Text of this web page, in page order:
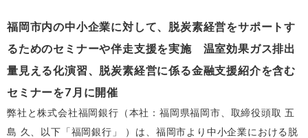
福岡市内の中小企業に対して、脱炭素経営をサポートす
るためのセミナーや伴走支援を実施 温室効果ガス排出
量見える化演習、脱炭素経営に係る金融支援紹介を含む
セミナーを7月に開催
弊社と株式会社福岡銀行（本社：福岡県福岡市、取締役頭取 五
島 久、以下「福岡銀行」 ）は、福岡市より中小企業における脱